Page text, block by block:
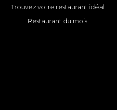
Trouvez votre restaurant idéal
Restaurant du mois